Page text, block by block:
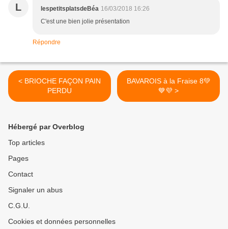
L lespetitsplatsdeBéa 16/03/2018 16:26
C'est une bien jolie présentation
Répondre
< BRIOCHE FAÇON PAIN
PERDU
BAVAROIS à la Fraise 8💚
💙💜 >
Hébergé par Overblog
Top articles
Pages
Contact
Signaler un abus
C.G.U.
Cookies et données personnelles